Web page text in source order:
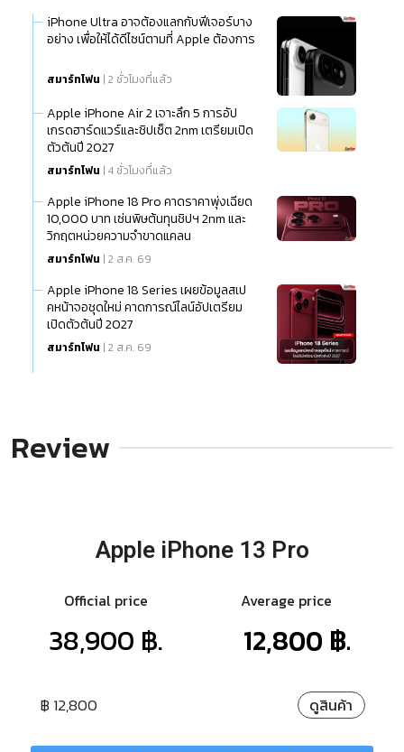
iPhone Ultra อาจต้องแลกกับฟีเจอร์บาง
อย่าง เพื่อให้ได้ดีไซน์ตามที่ Apple ต้องการ
สมาร์ทโฟน | 2 ชั่วโมงที่แล้ว
Apple iPhone Air 2 เจาะลึก 5 การอัป
เกรดฮาร์ดแวร์และชิปเซ็ต 2nm เตรียมเปิด
ตัวต้นปี 2027
สมาร์ทโฟน | 4 ชั่วโมงที่แล้ว
Apple iPhone 18 Pro คาดราคาพุ่งเฉียด
10,000 บาท เซ่นพิษต้นทุนชิปฯ 2nm และ
วิกฤตหน่วยความจำขาดแคลน
สมาร์ทโฟน | 2 ส.ค. 69
Apple iPhone 18 Series เผยข้อมูลสเป
คหน้าจอชุดใหม่ คาดการณ์ไลน์อัปเตรียม
เปิดตัวต้นปี 2027
สมาร์ทโฟน | 2 ส.ค. 69
Review
Apple iPhone 13 Pro
Official price
38,900 ฿.
Average price
12,800 ฿.
฿ 12,800 ดูสินค้า